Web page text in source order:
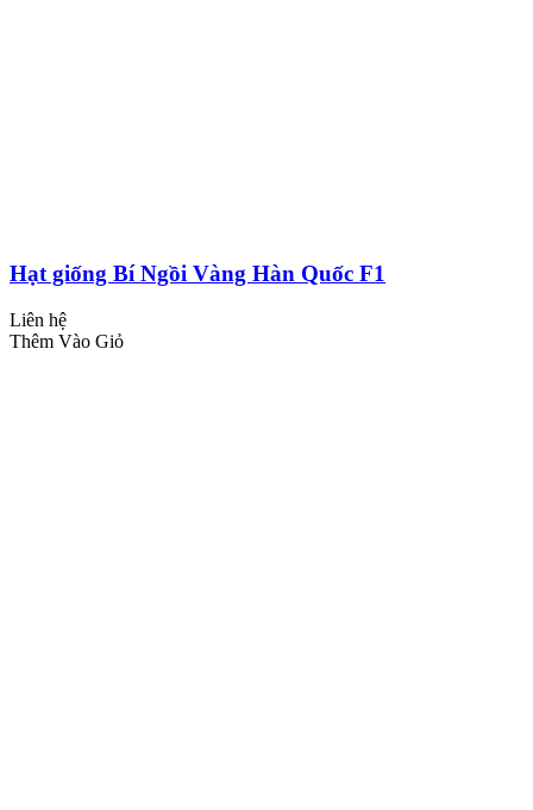
Hạt giống Bí Ngồi Vàng Hàn Quốc F1
Liên hệ
Thêm Vào Giỏ